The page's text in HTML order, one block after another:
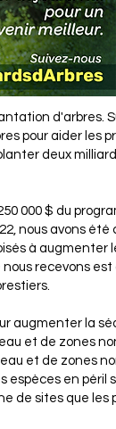
d'arbres.
pour aider les
deux
000 $ du
nous avons été
à augmenter
recevons
augmenter la
et de zones
et de zones
espèces en péril
de sites que les